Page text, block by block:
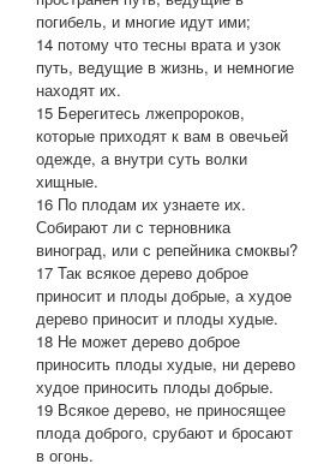
погибель, и многие идут ими;
14 потому что тесны врата и узок
путь, ведущие в жизнь, и немногие
находят их.
15 Берегитесь лжепророков,
которые приходят к вам в овечьей
одежде, а внутри суть волки
хищные.
16 По плодам их узнаете их.
Собирают ли с терновника
виноград, или с репейника смоквы?
17 Так всякое дерево доброе
приносит и плоды добрые, а худое
дерево приносит и плоды худые.
18 Не может дерево доброе
приносить плоды худые, ни дерево
худое приносить плоды добрые.
19 Всякое дерево, не приносящее
плода доброго, срубают и бросают
в огонь.